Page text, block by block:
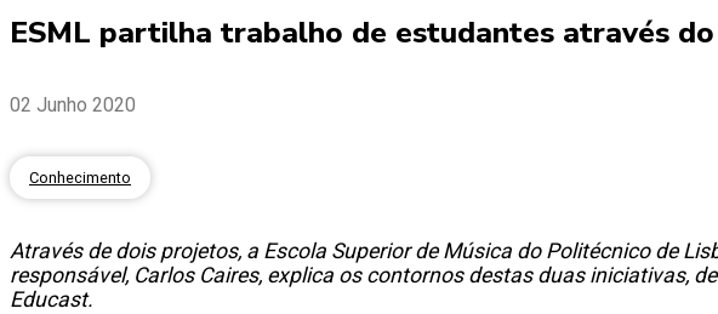
ESML partilha trabalho de estudantes através
02 Junho 2020
Conhecimento
Através de dois projetos, a Escola Superior de Música do Politécnico de
responsável, Carlos Caires, explica os contornos destas duas iniciativas,
Educast.